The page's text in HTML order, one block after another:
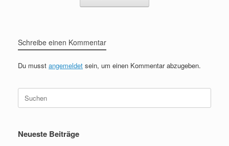
Schreibe einen Kommentar
Du musst angemeldet sein, um einen Kommentar abzugeben.
Suchen
nach:
Neueste Beiträge